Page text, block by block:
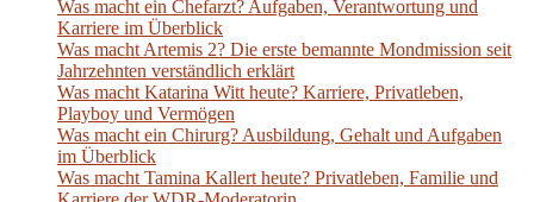
Was macht ein Chefarzt? Aufgaben, Verantwortung und
Karriere im Überblick
Was macht Artemis 2? Die erste bemannte Mondmission seit
Jahrzehnten verständlich erklärt
Was macht Katarina Witt heute? Karriere, Privatleben,
Playboy und Vermögen
Was macht ein Chirurg? Ausbildung, Gehalt und Aufgaben
im Überblick
Was macht Tamina Kallert heute? Privatleben, Familie und